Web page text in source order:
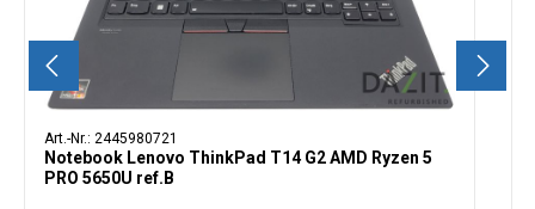
Art.-Nr.: 2445980721
Notebook Lenovo ThinkPad T14 G2 AMD Ryzen 5
PRO 5650U ref.B